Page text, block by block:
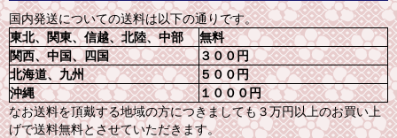
国内発送についての送料は以下の通りです。
東北、関東、信越、北陸、中部
無料
関西、中国、四国
３００円
北海道、九州
５００円
沖縄
１０００円
なお送料を頂戴する地域の方につきましても３万円以上のお買い上
げで送料無料とさせていただきます。